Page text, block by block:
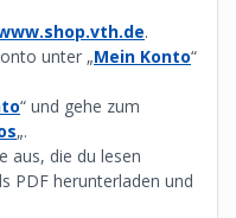
.
unter „Mein Konto“
“ und gehe zum
„.
aus, die du lesen
PDF herunterladen und